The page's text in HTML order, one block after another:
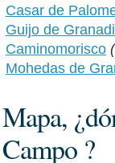
Casar de
Guijo de
Caminomorisco
Mohedas de
Mapa,
Campo ?